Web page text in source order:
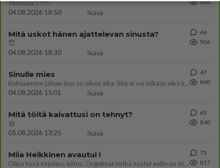
Yhdistää??????
04.08.2026 18:50
Ikävä
926
Mitä uskot hänen ajattelevan sinusta?
😇
04.08.2026 18:30
Ikävä
66
906
Sinulle mies
Kohtaamme jälleen kun on oikea aika. Sitä ei voi mikään eikä kukaan estää <3 <3
04.08.2026 15:01
Ikävä
47
890
Mitä töitä kaivattusi on tehnyt?
😅
05.08.2026 13:25
Ikävä
63
840
Miia Heikkinen avautui !
Olipa hyvä kirjoitus, kiitos. Ongelmat mitkä nostat esille on todellisia ja tämä ylimielisyys totta ja se näkyy kaikessa
75
817